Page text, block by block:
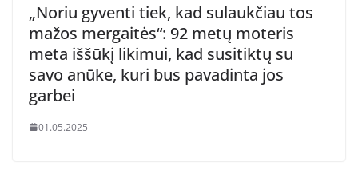
„Noriu gyventi tiek, kad sulaukčiau tos
mažos mergaitės“: 92 metų moteris
meta iššūkį likimui, kad susitiktų su
savo anūke, kuri bus pavadinta jos
garbei
01.05.2025